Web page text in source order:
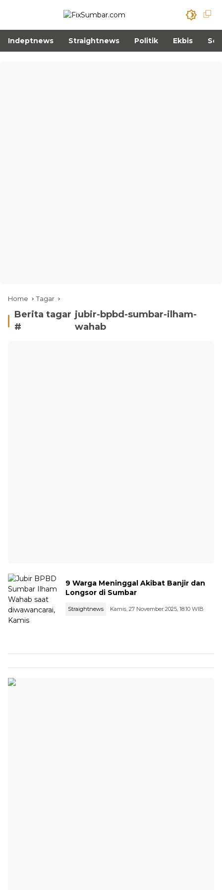
Indeptnews Straightnews Politik Ekbis
Home Tagar
Berita tagar
#
jubir-bpbd-sumbar-ilham-
wahab
9 Warga Meninggal Akibat Banjir dan
Longsor di Sumbar
Straightnews Kamis, 27 November 2025, 18:10 WIB